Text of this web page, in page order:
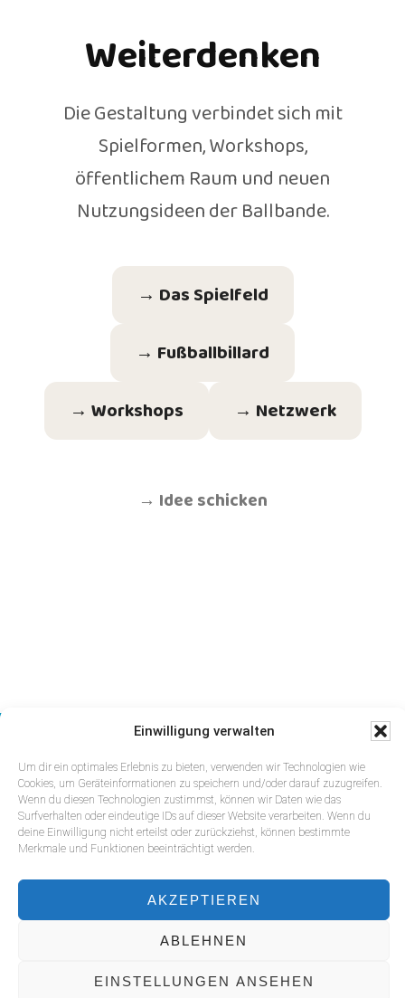
Einwilligung verwalten
Um dir ein optimales Erlebnis zu bieten, verwenden wir Technologien wie
Cookies, um Geräteinformationen zu speichern und/oder darauf zuzugreifen.
Wenn du diesen Technologien zustimmst, können wir Daten wie das
Surfverhalten oder eindeutige IDs auf dieser Website verarbeiten. Wenn du
deine Einwilligung nicht erteilst oder zurückziehst, können bestimmte
Merkmale und Funktionen beeinträchtigt werden.
AKZEPTIEREN
ABLEHNEN
EINSTELLUNGEN ANSEHEN
Weiterdenken
Die Gestaltung verbindet sich mit
Spielformen, Workshops,
öffentlichem Raum und neuen
Nutzungsideen der Ballbande.
→ Das Spielfeld
→ Fußballbillard
→ Workshops
→ Netzwerk
→ Idee schicken
Footer
IMPRESSUM
DATENSCHUTZ
COPYRIGHT © 2026 · ANTON WEBER